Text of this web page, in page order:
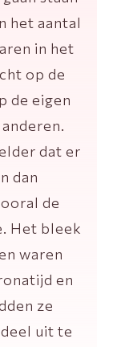
het aantal
in het
op de
de eigen
dat er
dan
de
Het bleek
waren
en
ze
uit te